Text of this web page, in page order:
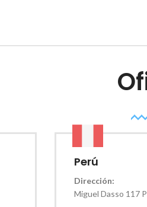
Perú
Dirección:
Miguel Dasso 117